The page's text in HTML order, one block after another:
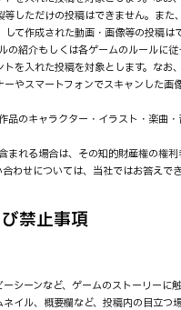
しただけの投稿はできません。また
て作成された動画・画像等の投稿は
紹介もしくは各ゲームのルールに
を入れた投稿を対象とします。なお
やスマートフォンでスキャンした画
のキャラクター・イラスト・楽曲
まれる場合は、その知的財産権の権
わせについては、当社ではお答えでき
禁止事項
シーンなど、ゲームのストーリーに
イル、概要欄など、投稿内の目立つ